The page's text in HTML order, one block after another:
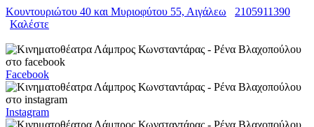
Κουντουριώτου 40 και Μυριοφύτου 55, Αιγάλεω
2105911390
Καλέστε
Facebook
Instagram